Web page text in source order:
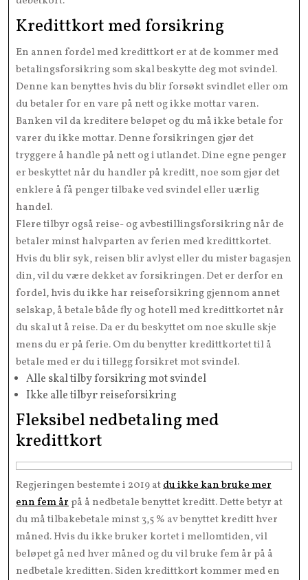
Kredittkort med forsikring
En annen fordel med kredittkort er at de kommer med
betalingsforsikring som skal beskytte deg mot svindel.
Denne kan benyttes hvis du blir forsøkt svindlet eller om
du betaler for en vare på nett og ikke mottar varen.
Banken vil da kreditere beløpet og du må ikke betale for
varer du ikke mottar. Denne forsikringen gjør det
tryggere å handle på nett og i utlandet. Dine egne penger
er beskyttet når du handler på kreditt, noe som gjør det
enklere å få penger tilbake ved svindel eller uærlig
handel.
Flere tilbyr også reise- og avbestillingsforsikring når de
betaler minst halvparten av ferien med kredittkortet.
Hvis du blir syk, reisen blir avlyst eller du mister bagasjen
din, vil du være dekket av forsikringen. Det er derfor en
fordel, hvis du ikke har reiseforsikring gjennom annet
selskap, å betale både fly og hotell med kredittkortet når
du skal ut å reise. Da er du beskyttet om noe skulle skje
mens du er på ferie. Om du benytter kredittkortet til å
betale med er du i tillegg forsikret mot svindel.
Alle skal tilby forsikring mot svindel
Ikke alle tilbyr reiseforsikring
Fleksibel nedbetaling med
kredittkort
Regjeringen bestemte i 2019 atdu ikke kan bruke mer
enn fem årpå å nedbetale benyttet kreditt. Dette betyr at
du må tilbakebetale minst 3,5 % av benyttet kreditt hver
måned. Hvis du ikke bruker kortet i mellomtiden, vil
beløpet gå ned hver måned og du vil bruke fem år på å
nedbetale kreditten. Siden kredittkort kommer med en